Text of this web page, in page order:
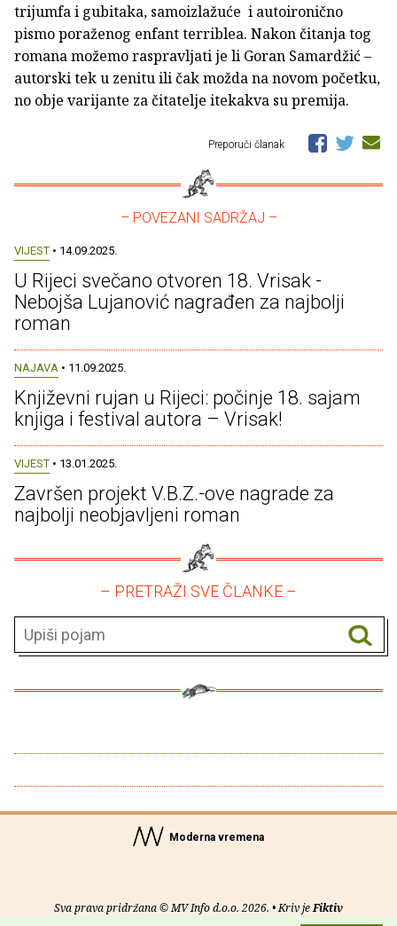
trijumfa i gubitaka, samoizlažuće i autoironično
pismo poraženog enfant terriblea. Nakon čitanja tog
romana možemo raspravljati je li Goran Samardžić –
autorski tek u zenitu ili čak možda na novom početku,
no obje varijante za čitatelje itekakva su premija.
Preporuči članak
– POVEZANI SADRŽAJ –
VIJEST • 14.09.2025.
U Rijeci svečano otvoren 18. Vrisak -
Nebojša Lujanović nagrađen za najbolji
roman
NAJAVA • 11.09.2025.
Književni rujan u Rijeci: počinje 18. sajam
knjiga i festival autora – Vrisak!
VIJEST • 13.01.2025.
Završen projekt V.B.Z.-ove nagrade za
najbolji neobjavljeni roman
– PRETRAŽI SVE ČLANKE –
Moderna vremena
Sva prava pridržana © MV Info d.o.o. 2026. • Kriv jeFiktiv